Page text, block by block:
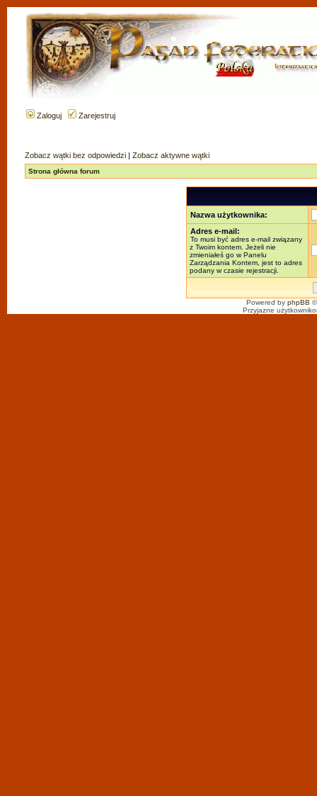
Zaloguj Zarejestruj
Zobacz wątki bez odpowiedzi | Zobacz aktywne wątki
Strona główna forum
Nazwa użytkownika:
Adres e-mail:
To musi być adres e-mail związany
z Twoim kontem. Jeżeli nie
zmieniałeś go w Panelu
Zarządzania Kontem, jest to adres
podany w czasie rejestracji.
Powered by phpBB
Przyjazne